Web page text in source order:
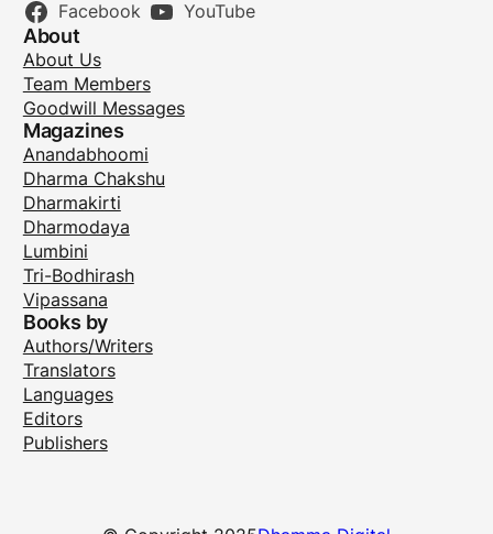
Facebook YouTube
About
About Us
Team Members
Goodwill Messages
Magazines
Anandabhoomi
Dharma Chakshu
Dharmakirti
Dharmodaya
Lumbini
Tri-Bodhirash
Vipassana
Books by
Authors/Writers
Translators
Languages
Editors
Publishers